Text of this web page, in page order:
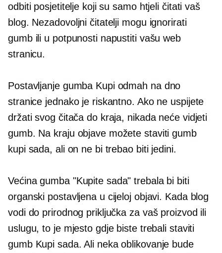
odbiti posjetitelje koji su samo htjeli čitati vaš
blog. Nezadovoljni čitatelji mogu ignorirati
gumb ili u potpunosti napustiti vašu web
stranicu.
Postavljanje gumba Kupi odmah na dno
stranice jednako je riskantno. Ako ne uspijete
držati svog čitača do kraja, nikada neće vidjeti
gumb. Na kraju objave možete staviti gumb
kupi sada, ali on ne bi trebao biti jedini.
Većina gumba "Kupite sada" trebala bi biti
organski postavljena u cijeloj objavi. Kada blog
vodi do prirodnog priključka za vaš proizvod ili
uslugu, to je mjesto gdje biste trebali staviti
gumb Kupi sada. Ali neka oblikovanje bude